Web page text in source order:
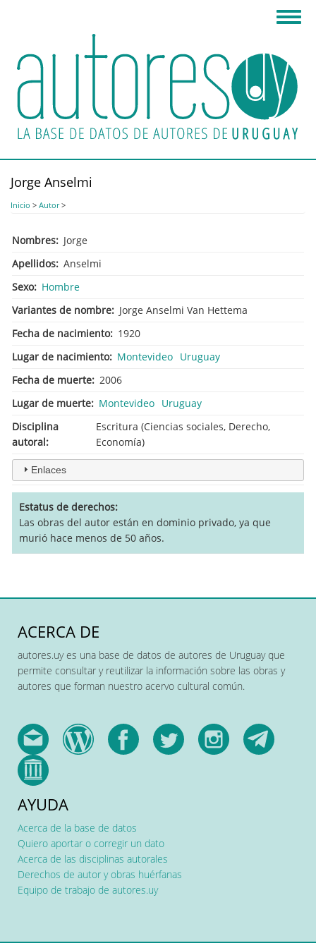
principal
Jorge Anselmi
Inicio > Autor>
Nombres
Jorge
Apellidos Anselmi
Sexo
Hombre
Variantes de nombre
Jorge Anselmi Van Hettema
Fecha de nacimiento
1920
Lugar de nacimiento
Montevideo Uruguay
Fecha de muerte
2006
Lugar de muerte
Montevideo Uruguay
Disciplina
autoral
Escritura (Ciencias sociales, Derecho,
Economía)
Enlaces
Estatus de derechos
Las obras del autor están en dominio privado, ya que
murió hace menos de 50 años.
ACERCA DE
autores.uy es una base de datos de autores de Uruguay que
permite consultar y reutilizar la información sobre las obras y
autores que forman nuestro acervo cultural común.
AYUDA
Acerca de la base de datos
Quiero aportar o corregir un dato
Acerca de las disciplinas autorales
Derechos de autor y obras huérfanas
Equipo de trabajo de autores.uy